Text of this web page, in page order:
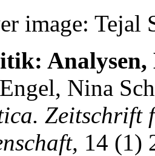
image: Tejal
Nina
Zeitschrift
14 (1)